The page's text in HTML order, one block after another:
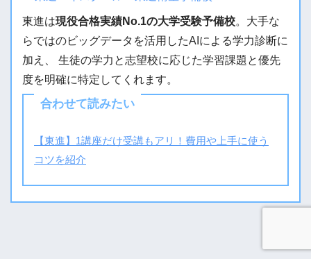
東進は現役合格実績No.1の大学受験予備校。大手な
らではのビッグデータを活用したAIによる学力診断に
加え、 生徒の学力と志望校に応じた学習課題と優先
度を明確に特定してくれます。
合わせて読みたい
【東進】1講座だけ受講もアリ！費用や上手に使う
コツを紹介